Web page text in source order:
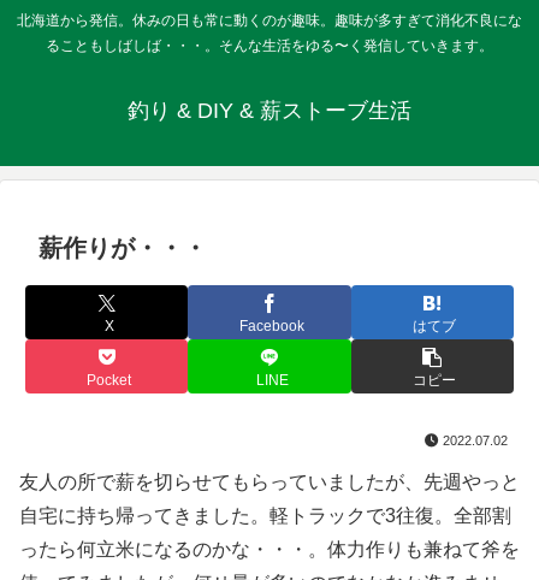
北海道から発信。休みの日も常に動くのが趣味。趣味が多すぎて消化不良にな
ることもしばしば・・・。そんな生活をゆる〜く発信していきます。
釣り & DIY & 薪ストーブ生活
薪作りが・・・
X Facebook はてブ
Pocket LINE コピー
2022.07.02
友人の所で薪を切らせてもらっていましたが、先週やっと
自宅に持ち帰ってきました。軽トラックで3往復。全部割
ったら何立米になるのかな・・・。体力作りも兼ねて斧を